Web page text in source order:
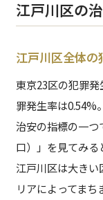
江戸川区の
江戸川区全体の
東京23区の犯罪
罪発生率は0.54%。
治安の指標の一
口）」を見てみる
江戸川区は大きい
リアによってま